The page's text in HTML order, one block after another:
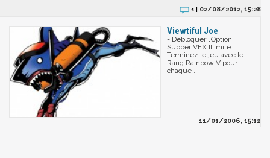
1 | 02/08/2012, 15:28
Viewtiful Joe
- Débloquer l’Option
Supper VFX Illimité :
Terminez le jeu avec le
Rang Rainbow V pour
chaque ...
11/01/2006, 15:12